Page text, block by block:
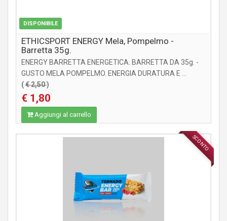
DISPONIBILE
ETHICSPORT ENERGY Mela, Pompelmo -
Barretta 35g.
ENERGY BARRETTA ENERGETICA. BARRETTA DA 35g. -
GUSTO MELA POMPELMO. ENERGIA DURATURA E ...
(€ 2,50)
€ 1,80
Aggiungi al carrello
SCONTO
INTEGRATORI